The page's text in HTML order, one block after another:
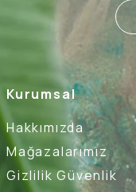
Kurumsal
Hakkımızda
Mağazalarımız
Gizlilik Güvenlik